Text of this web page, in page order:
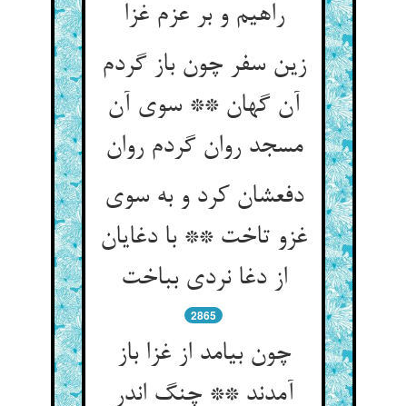
راهیم و بر عزم غزا
زین سفر چون باز گردم
آن گهان ** سوی آن
مسجد روان گردم روان‏
دفعشان کرد و به سوی
غزو تاخت ** با دغایان
از دغا نردی بباخت‏
2865
چون بیامد از غزا باز
آمدند ** چنگ اندر